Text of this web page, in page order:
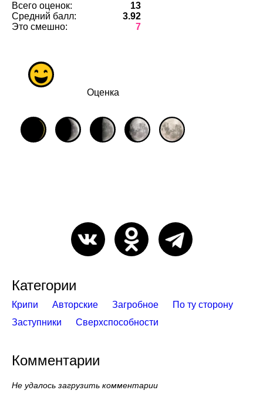
Всего оценок:
13
Средний балл:
3.92
Это смешно:
7
Оценка
Категории
Крипи Авторские Загробное
По ту сторону
Заступники
Сверхспособности
Комментарии
Не удалось загрузить комментарии